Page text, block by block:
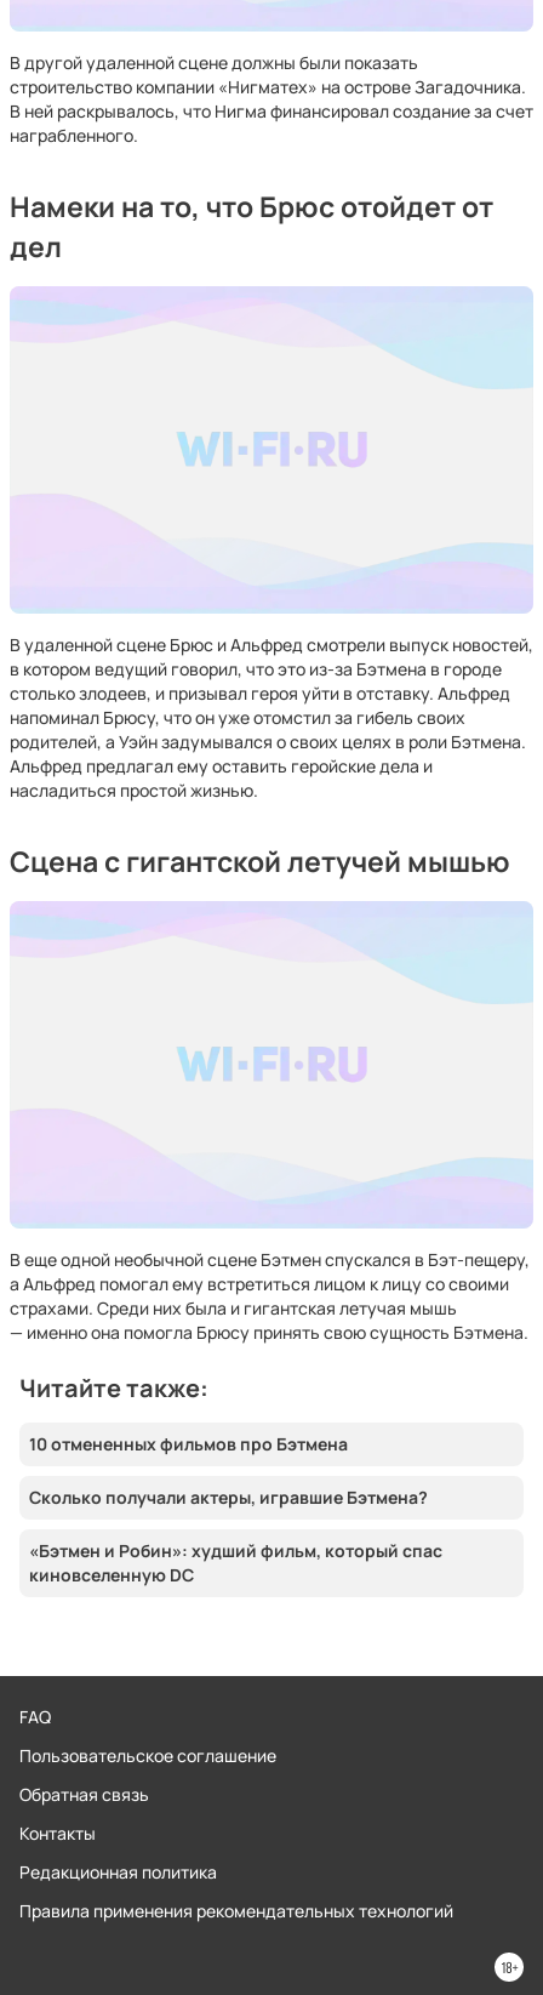
В другой удаленной сцене должны были показать
строительство компании «Нигматех» на острове Загадочника.
В ней раскрывалось, что Нигма финансировал создание за счет
награбленного.
Намеки на то, что Брюс отойдет от
дел
В удаленной сцене Брюс и Альфред смотрели выпуск новостей,
в котором ведущий говорил, что это из-за Бэтмена в городе
столько злодеев, и призывал героя уйти в отставку. Альфред
напоминал Брюсу, что он уже отомстил за гибель своих
родителей, а Уэйн задумывался о своих целях в роли Бэтмена.
Альфред предлагал ему оставить геройские дела и
насладиться простой жизнью.
Сцена с гигантской летучей мышью
В еще одной необычной сцене Бэтмен спускался в Бэт-пещеру,
а Альфред помогал ему встретиться лицом к лицу со своими
страхами. Среди них была и гигантская летучая мышь
— именно она помогла Брюсу принять свою сущность Бэтмена.
Читайте также:
10 отмененных фильмов про Бэтмена
Сколько получали актеры, игравшие Бэтмена?
«Бэтмен и Робин»: худший фильм, который спас
киновселенную DC
FAQ
Пользовательское соглашение
Обратная связь
Контакты
Редакционная политика
Правила применения рекомендательных технологий